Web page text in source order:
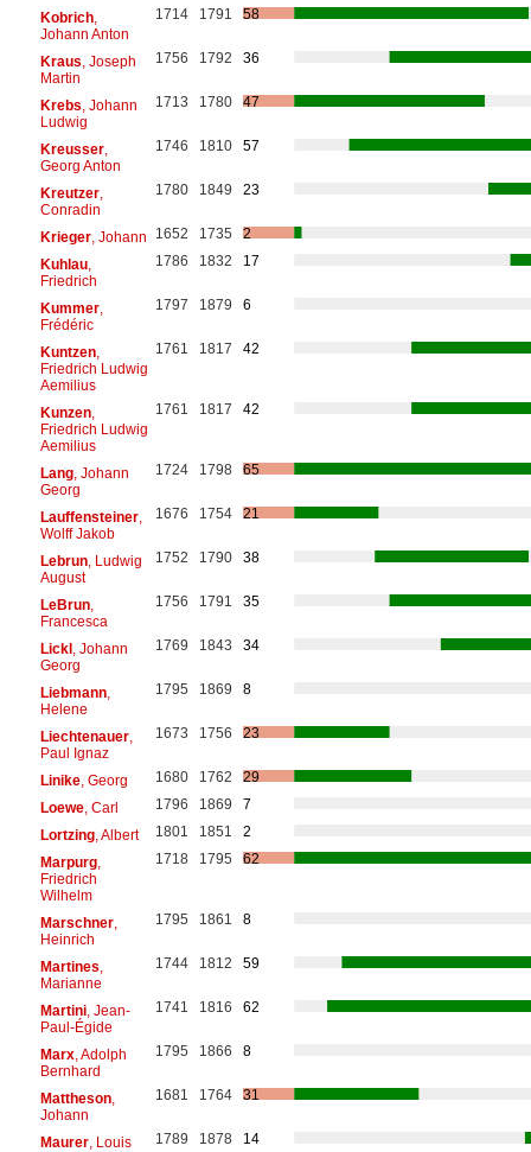
Kobrich,
Johann Anton
1714 1791 58
Kraus , Joseph
Martin
1756 1792 36
Krebs , Johann
Ludwig
1713 1780 47
Kreusser,
Georg Anton
1746 1810 57
Kreutzer,
Conradin
1780 1849 23
Krieger, Johann 1652 1735
2
Kuhlau,
Friedrich
1786 1832 17
Kummer,
Frédéric
1797 1879 6
Kuntzen,
Friedrich Ludwig
Aemilius
1761 1817 42
Kunzen,
Friedrich Ludwig
Aemilius
1761 1817 42
Lang, Johann
Georg
1724 1798 65
Lauffensteiner,
Wolff Jakob
1676 1754 21
Lebrun, Ludwig
August
1752 1790 38
LeBrun,
Francesca
1756 1791 35
Lickl, Johann
Georg
1769 1843 34
Liebmann,
Helene
1795 1869 8
Liechtenauer,
Paul Ignaz
1673 1756 23
Linike, Georg 1680 1762
29
Loewe, Carl 1796 1869
7
Lortzing, Albert 1801 1851
2
Marpurg,
Friedrich
Wilhelm
1718 1795 62
Marschner,
Heinrich
1795 1861 8
Martines
Marianne
1744 1812 59
Martini, Jean-
Paul-Égide
1741 1816 62
Marx, Adolph
Bernhard
1795 1866 8
Mattheson,
Johann
1681 1764 31
Maurer, Louis 1789 1878
14